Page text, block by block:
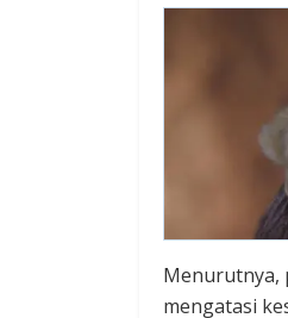
Menurutnya,
mengatasi